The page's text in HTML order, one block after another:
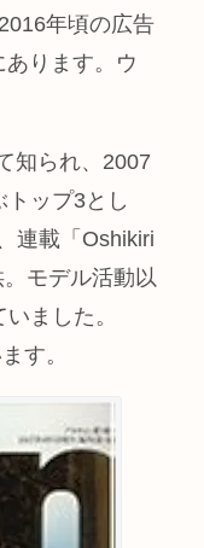
年頃の広告
ります。ウ
知られ、2007
ップ3とし
連載「Oshikiri
モデル活動以
ました。
す。